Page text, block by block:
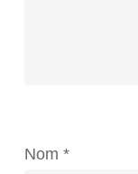
Nom *